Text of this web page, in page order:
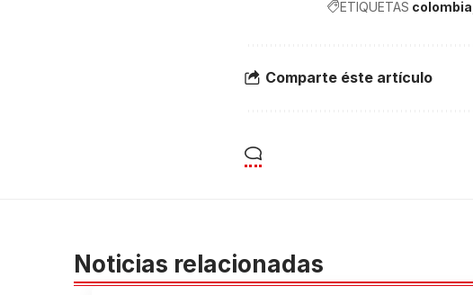
ETIQUETAS colombia
Comparte éste artículo
Noticias relacionadas